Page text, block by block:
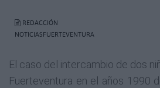
REDACCIÓN
NOTICIASFUERTEVENTURA
El caso del intercambio de dos
Fuerteventura en el años 1990